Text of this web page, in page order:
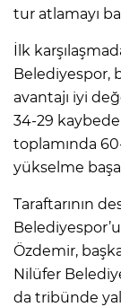
tur atlamayı
İlk
Belediyespor,
avantajı iyi
34-29
toplamında
yükselme
Taraftarının
Özdemir,
Nilüfer
da tribünde